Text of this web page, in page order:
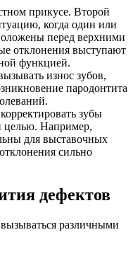
прикусе. Второй
когда один или
перед верхними
отклонения выступают
функцией.
износ зубов,
пародонтита
зубы
целью. Например,
для выставочных
сильно
дефектов
различными